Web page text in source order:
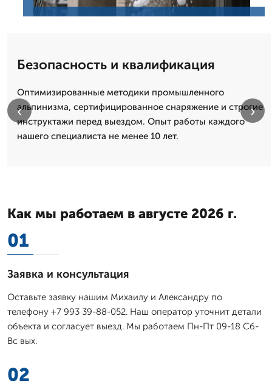
Безопасность и квалификация
Оптимизированные методики промышленного
альпинизма, сертифицированное снаряжение и строгие
инструктажи перед выездом. Опыт работы каждого
нашего специалиста не менее 10 лет.
‹ ›
Как мы работаем в августе 2026 г.
01
Заявка и консультация
Оставьте заявку нашим Михаилу и Александру по
телефону +7 993 39-88-052. Наш оператор уточнит детали
объекта и согласует выезд. Мы работаем Пн-Пт 09-18 Сб-
Вс вых.
02